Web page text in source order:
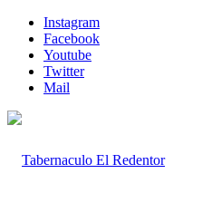
Instagram
Facebook
Youtube
Twitter
Mail